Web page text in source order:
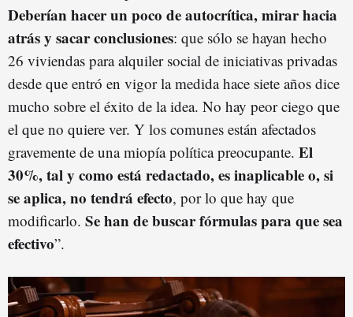
Deberían hacer un poco de autocrítica, mirar hacia
atrás y sacar conclusiones: que sólo se hayan hecho
26 viviendas para alquiler social de iniciativas privadas
desde que entró en vigor la medida hace siete años dice
mucho sobre el éxito de la idea. No hay peor ciego que
el que no quiere ver. Y los comunes están afectados
gravemente de una miopía política preocupante. El
30%, tal y como está redactado, es inaplicable o, si
se aplica, no tendrá efecto, por lo que hay que
modificarlo. Se han de buscar fórmulas para que sea
efectivo”.